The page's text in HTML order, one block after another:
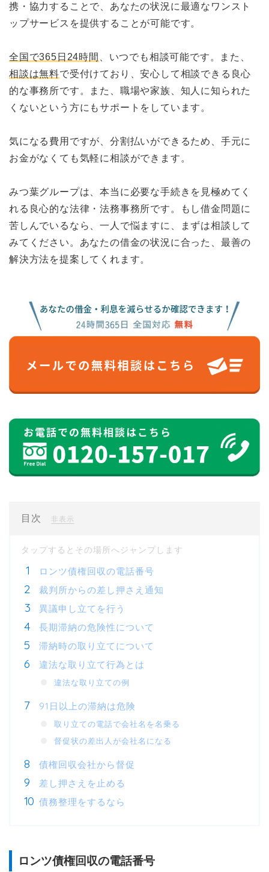
携・協力することで、あなたの状況に最適なワンスト
ップサービスを提供することが可能です。
全国で365日24時間
、いつでも相談可能です。また、
相談は無料で受付けており、安心して相談できる良心
的な事務所です。また、職場や家族、知人に知られた
くないという方にもサポートをしています。
気になる費用ですが、分割払いができるため、手元に
お金がなくても気軽に相談ができます。
みつ葉グループは、本当に必要な手続きを見極めてく
れる良心的な法律・法務事務所です。もし借金問題に
苦しんでいるなら、一人で悩ますに、まずは相談して
みてください。あなたの借金の状況に合った、最善の
解決方法を提案してくれます。
目次 非表示
ロンツ債権回収の電話番号
裁判所からの差し押さえ通知
異議申し立てを行う
長期滞納の危険性について
滞納時の取り立てについて
違法な取り立て行為とは
違法な取り立ての例
91日以上の滞納は危険
取り立ての電話で会社名を名乗る
督促状の差出人が会社名になる
債権回収会社から督促
差し押さえを止める
債務整理をするなら
ロンツ債権回収の電話番号